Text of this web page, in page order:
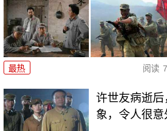
最热 阅读
许世友病逝
象，令人很意